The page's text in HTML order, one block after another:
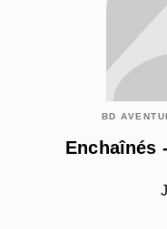
BD
Enchaînés